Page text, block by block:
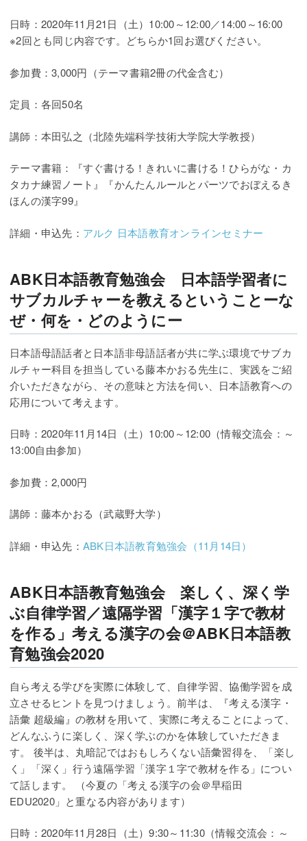
日時：2020年11月21日（土）10:00～12:00／14:00～16:00
※2回とも同じ内容です。どちらか1回お選びください。
参加費：3,000円（テーマ書籍2冊の代金含む）
定員：各回50名
講師：本田弘之（北陸先端科学技術大学院大学教授）
テーマ書籍：『すぐ書ける！きれいに書ける！ひらがな・カ
タカナ練習ノート』『かんたんルールとパーツでおぼえるき
ほんの漢字99』
詳細・申込先： アルク 日本語教育オンラインセミナー
ABK日本語教育勉強会 日本語学習者に
サブカルチャーを教えるということーな
ぜ・何を・どのようにー
日本語母語話者と日本語非母語話者が共に学ぶ環境でサブカ
ルチャー科目を担当している藤本かおる先生に、実践をご紹
介いただきながら、その意味と方法を伺い、日本語教育への
応用について考えます。
日時：2020年11月14日（土）10:00～12:00（情報交流会：～
13:00自由参加）
参加費：2,000円
講師：藤本かおる（武蔵野大学）
詳細・申込先： ABK日本語教育勉強会（11月14日）
ABK日本語教育勉強会 楽しく、深く学
ぶ自律学習／遠隔学習「漢字１字で教材
を作る」考える漢字の会＠ABK日本語教
育勉強会2020
自ら考える学びを実際に体験して、自律学習、協働学習を成
立させるヒントを見つけましょう。前半は、『考える漢字・
語彙 超級編』の教材を用いて、実際に考えることによって、
どんなふうに楽しく、深く学ぶのかを体験していただきま
す。 後半は、丸暗記ではおもしろくない語彙習得を、「楽し
く」「深く」行う遠隔学習「漢字１字で教材を作る」につい
て話します。 （今夏の「考える漢字の会＠早稲田
EDU2020」と重なる内容があります）
日時：2020年11月28日（土）9:30～11:30（情報交流会：～